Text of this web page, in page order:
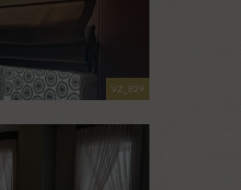
VZ_829